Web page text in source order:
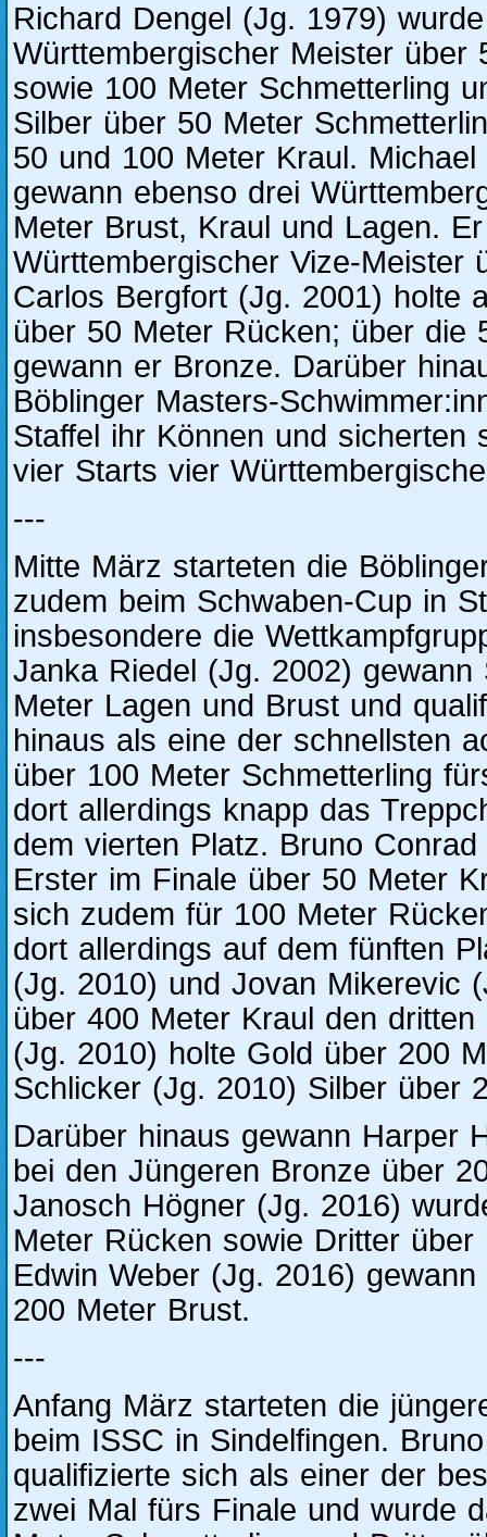
Richard Dengel (Jg. 1979)
Württembergischer Meister über
sowie 100 Meter Schmetterling
Silber über 50 Meter
50 und 100 Meter Kraul.
gewann ebenso drei
Meter Brust, Kraul und Lagen.
Württembergischer Vize-Meister
Carlos Bergfort (Jg. 2001) holte
über 50 Meter Rücken; über die
gewann er Bronze. Darüber
Böblinger Masters-
Staffel ihr Können und sicherten
vier Starts vier
---
Mitte März starteten die
zudem beim Schwaben-Cup in
insbesondere die
Janka Riedel (Jg. 2002) gewann
Meter Lagen und Brust und
hinaus als eine der schnellsten
über 100 Meter Schmetterling
dort allerdings knapp das
dem vierten Platz. Bruno
Erster im Finale über 50 Meter
sich zudem für 100 Meter
dort allerdings auf dem fünften
(Jg. 2010) und Jovan Mikerevic
über 400 Meter Kraul den
(Jg. 2010) holte Gold über 200
Schlicker (Jg. 2010) Silber über
Darüber hinaus gewann Harper
bei den Jüngeren Bronze über
Janosch Högner (Jg. 2016)
Meter Rücken sowie Dritter über
Edwin Weber (Jg. 2016)
200 Meter Brust.
---
Anfang März starteten die
beim ISSC in Sindelfingen.
qualifizierte sich als einer der
zwei Mal fürs Finale und wurde